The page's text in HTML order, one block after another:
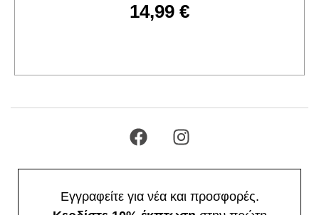
14,99 €
Εγγραφείτε για νέα και προσφορές.